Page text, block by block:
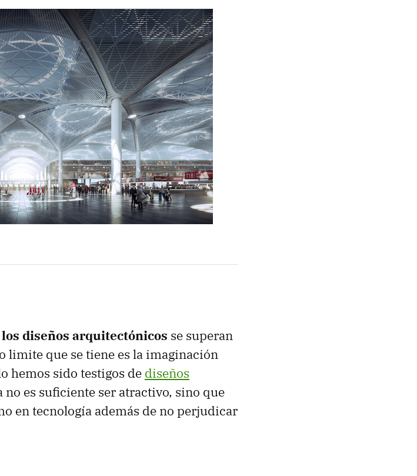
los diseños arquitectónicos se superan
limite que se tiene es la imaginación
hemos sido testigos de diseños
no es suficiente ser atractivo, sino que
en tecnología además de no perjudicar